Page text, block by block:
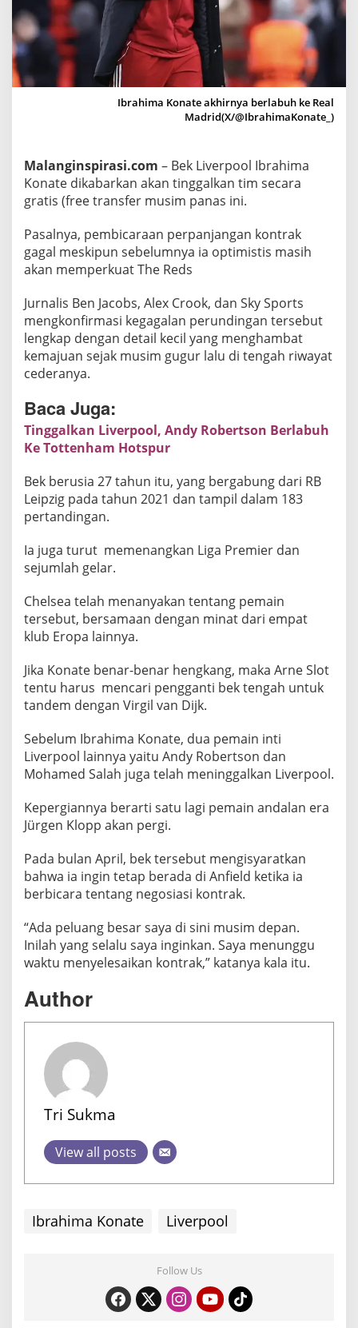
k
a
l
T
i
n
a
l
k
n
L
i
e
o
,
k
a
n
g
h
e
a
?
Ibrahima Konate akhirnya berlabuh ke Real
Madrid(X/@IbrahimaKonate_)
Malanginspirasi.com – Bek Liverpool Ibrahima
Konate dikabarkan akan tinggalkan tim secara
gratis (free transfer musim panas ini.
Pasalnya, pembicaraan perpanjangan kontrak
gagal meskipun sebelumnya ia optimistis masih
akan memperkuat The Reds
Jurnalis Ben Jacobs, Alex Crook, dan Sky Sports
mengkonfirmasi kegagalan perundingan tersebut
lengkap dengan detail kecil yang menghambat
kemajuan sejak musim gugur lalu di tengah riwayat
cederanya.
Baca Juga:
Tinggalkan Liverpool, Andy Robertson Berlabuh
Ke Tottenham Hotspur
Bek berusia 27 tahun itu, yang bergabung dari RB
Leipzig pada tahun 2021 dan tampil dalam 183
pertandingan.
Ia juga turut memenangkan Liga Premier dan
sejumlah gelar.
Chelsea telah menanyakan tentang pemain
tersebut, bersamaan dengan minat dari empat
klub Eropa lainnya.
Jika Konate benar-benar hengkang, maka Arne Slot
tentu harus mencari pengganti bek tengah untuk
tandem dengan Virgil van Dijk.
Sebelum Ibrahima Konate, dua pemain inti
Liverpool lainnya yaitu Andy Robertson dan
Mohamed Salah juga telah meninggalkan Liverpool.
Kepergiannya berarti satu lagi pemain andalan era
Jürgen Klopp akan pergi.
Pada bulan April, bek tersebut mengisyaratkan
bahwa ia ingin tetap berada di Anfield ketika ia
berbicara tentang negosiasi kontrak.
“Ada peluang besar saya di sini musim depan.
Inilah yang selalu saya inginkan. Saya menunggu
waktu menyelesaikan kontrak,” katanya kala itu.
Author
Tri Sukma
View all posts
Ibrahima Konate Liverpool
Follow Us